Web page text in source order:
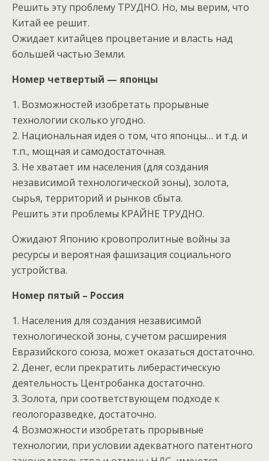
Решить эту проблему ТРУДНО. Но, мы верим, что
Китай ее решит.
Ожидает китайцев процветание и власть над
большей частью Земли.
Номер четвертый — японцы
1. Возможностей изобретать прорывные
технологии сколько угодно.
2. Национальная идея о том, что японцы… и т.д. и
т.п., мощная и самодостаточная.
3. Не хватает им населения (для создания
независимой технологической зоны), золота,
сырья, территорий и рынков сбыта.
Решить эти проблемы КРАЙНЕ ТРУДНО.
Ожидают Японию кровопролитные войны за
ресурсы и вероятная фашизация социального
устройства.
Номер пятый – Россия
1. Населения для создания независимой
технологической зоны, с учетом расширения
Евразийского союза, может оказаться достаточно.
2. Денег, если прекратить либерастическую
деятельность Центробанка достаточно.
3. Золота, при соответствующем подходе к
геологоразведке, достаточно.
4. Возможности изобретать прорывные
технологии, при условии адекватного патентного